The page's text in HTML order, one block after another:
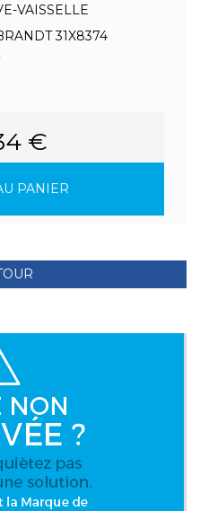
VAISSELLE
31X8374
€
PANIER